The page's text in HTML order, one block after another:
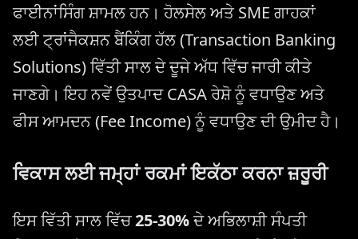
ਫਾਈਨਾਂਸਿੰਗ ਸ਼ਾਮਲ ਹਨ। ਹੋਲਸੇਲ ਅਤੇ SME ਗਾਹਕਾਂ
ਲਈ ਟ੍ਰਾਂਜੈਕਸ਼ਨ ਬੈਂਕਿੰਗ ਹੱਲ (Transaction Banking
Solutions) ਵਿੱਤੀ ਸਾਲ ਦੇ ਦੂਜੇ ਅੱਧ ਵਿੱਚ ਜਾਰੀ ਕੀਤੇ
ਜਾਣਗੇ। ਇਹ ਨਵੇਂ ਉਤਪਾਦ CASA ਰੇਸ਼ੋ ਨੂੰ ਵਧਾਉਣ ਅਤੇ
ਫੀਸ ਆਮਦਨ (Fee Income) ਨੂੰ ਵਧਾਉਣ ਦੀ ਉਮੀਦ ਹੈ।
ਵਿਕਾਸ ਲਈ ਜਮ੍ਹਾਂ ਰਕਮਾਂ ਇਕੱਠਾ ਕਰਨਾ ਜ਼ਰੂਰੀ
ਇਸ ਵਿੱਤੀ ਸਾਲ ਵਿੱਚ25-30%ਦੇ ਅਭਿਲਾਸ਼ੀ ਸੰਪਤੀ